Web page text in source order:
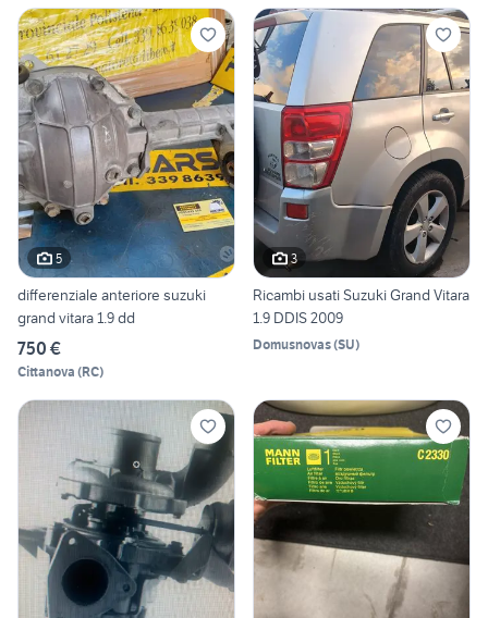
5
differenziale anteriore suzuki
grand vitara 1.9 dd
750 €
Cittanova (RC)
3
Ricambi usati Suzuki Grand Vitara
1.9 DDIS 2009
Domusnovas(SU)